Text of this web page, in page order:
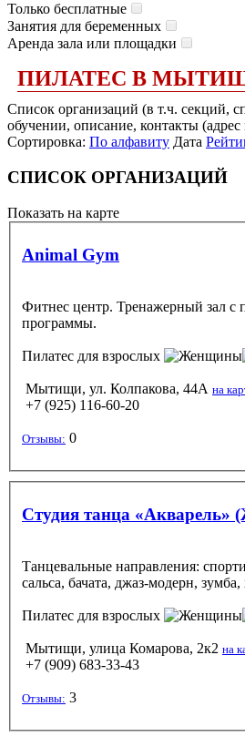
Только бесплатные
Занятия для беременных
Аренда зала или площадки
ПИЛАТЕС В
Список организаций (в т.ч. секций,
обучении, описание, контакты
Сортировка: По алфавиту Дата
СПИСОК ОРГАНИЗАЦИЙ
Показать на карте
Animal Gym
Фитнес центр. Тренажерный зал с
программы.
Пилатес для взрослых
Мытищи, ул. Колпакова, 44А на
+7 (925) 116-60-20
Отзывы: 0
Студия танца
Танцевальные направления:
сальса, бачата, джаз-модерн,
Пилатес для взрослых
Мытищи, улица Комарова, 2к2 на
+7 (909) 683-33-43
Отзывы: 3